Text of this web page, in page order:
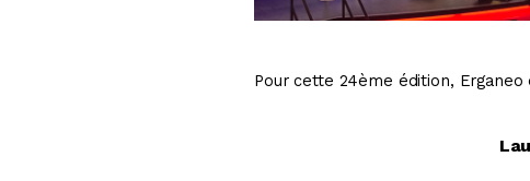
Pour cette 24ème édition,